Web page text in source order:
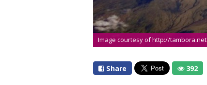
Image courtesy of http://tambora.net
Share 392